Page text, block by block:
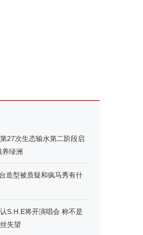
27次生态输水第二阶段启
绿洲
造型被质疑和疯马秀有什
S.H.E将开演唱会 称不是
失望